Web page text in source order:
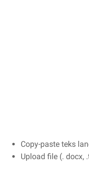
Copy-paste teks
Upload file (. docx,